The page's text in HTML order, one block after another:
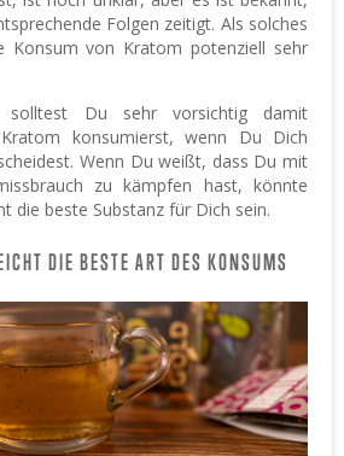
Folgen zeitigt. Als solches
Konsum von Kratom potenziell sehr
solltest Du sehr vorsichtig damit
konsumierst, wenn Du Dich
Wenn Du weißt, dass Du mit
zu kämpfen hast, könnte
die beste Substanz für Dich sein.
DIE BESTE ART DES KONSUMS